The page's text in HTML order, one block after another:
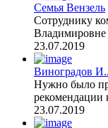
Семья Вензель
Сотруднику
Владимировне
23.07.2019
Виноградов
Нужно было
рекомендации
23.07.2019